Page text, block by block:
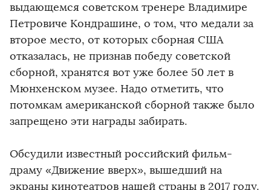
выдающемся советском тренере Владимире
Петровиче Кондрашине, о том, что медали за
второе место, от которых сборная США
отказалась, не признав победу советской
сборной, хранятся вот уже более 50 лет в
Мюнхенском музее. Надо отметить, что
потомкам американской сборной также было
запрещено эти награды забирать.
Обсудили известный российский фильм-
драму «Движение вверх», вышедший на
экраны кинотеатров нашей страны в 2017 году.